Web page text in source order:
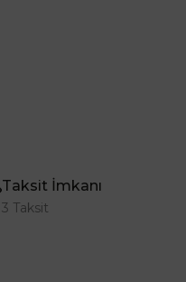
Taksit İmkanı
3 Taksit